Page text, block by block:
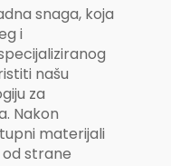
snaga, koja
i
našu
za
Nakon
materijali
strane